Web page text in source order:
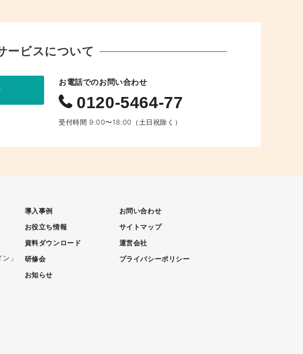
ービスについて
お電話でのお問い合わせ
0120-5464-77
受付時間 9:00〜18:00（土日祝除く）
」
導入事例
お役立ち情報
資料ダウンロード
研修会
お知らせ
お問い合わせ
サイトマップ
運営会社
プライバシーポリシー